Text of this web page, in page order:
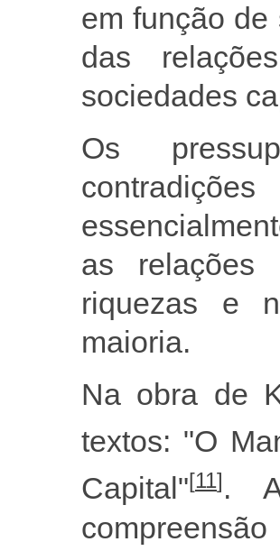
em função
das
sociedades
Os
as relações
riquezas e
maioria.
Na obra de
textos: "O
Capital"[11]. A